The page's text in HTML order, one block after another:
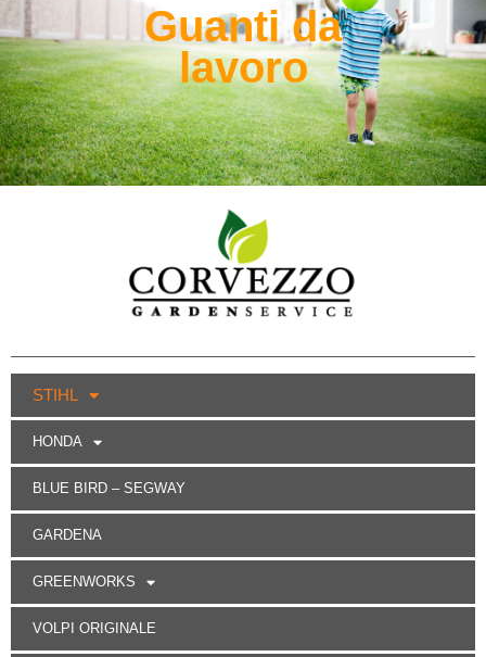
Guanti da
lavoro
STIHL
HONDA
BLUE BIRD – SEGWAY
GARDENA
GREENWORKS
VOLPI ORIGINALE